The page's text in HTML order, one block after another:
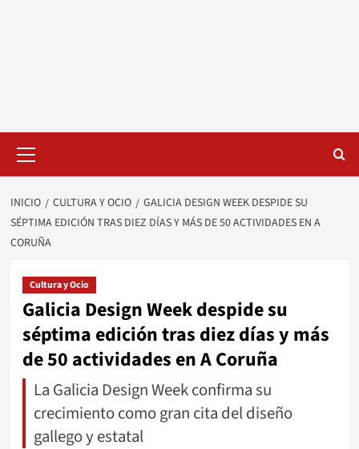
principal
INICIO CULTURA Y OCIO
GALICIA DESIGN WEEK DESPIDE SU
SÉPTIMA EDICIÓN TRAS DIEZ DÍAS Y MÁS DE 50 ACTIVIDADES EN A
CORUÑA
Cultura y Ocio
Galicia Design Week despide su
séptima edición tras diez días y más
de 50 actividades en A Coruña
La Galicia Design Week confirma su
crecimiento como gran cita del diseño
gallego y estatal